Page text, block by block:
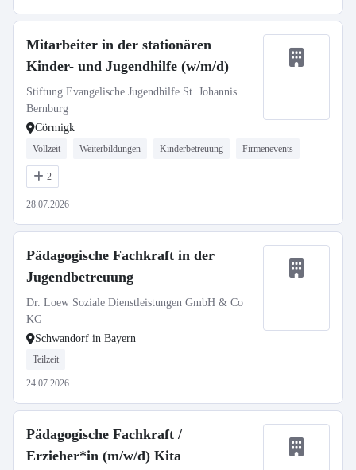
Mitarbeiter in der stationären
Kinder- und Jugendhilfe (w/m/d)
Stiftung Evangelische Jugendhilfe St. Johannis
Bernburg
Cörmigk
Vollzeit Weiterbildungen Kinderbetreuung Firmenevents
2
28.07.2026
Pädagogische Fachkraft in der
Jugendbetreuung
Dr. Loew Soziale Dienstleistungen GmbH & Co
KG
Schwandorf in Bayern
Teilzeit
24.07.2026
Pädagogische Fachkraft /
Erzieher*in (m/w/d) Kita